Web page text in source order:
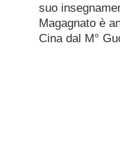
suo
Magagnato è
Cina dal M°